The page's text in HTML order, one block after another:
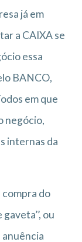
já em
a CAIXA se
essa
BANCO,
em que
negócio,
internas da
compra do
ou
anuência